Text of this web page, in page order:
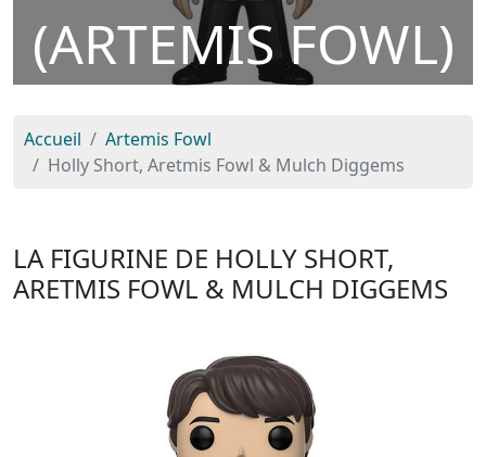
(ARTEMIS FOWL)
Accueil
Artemis Fowl
Holly Short, Aretmis Fowl & Mulch Diggems
LA FIGURINE DE HOLLY SHORT,
ARETMIS FOWL & MULCH DIGGEMS